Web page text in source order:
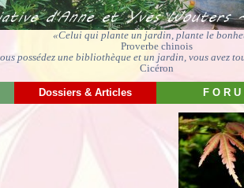
«Celui qui plante un jardin, plante le
Proverbe chinois
possédez une bibliothèque et un jardin, vous avez
Cicéron
Dossiers & Articles F O R U